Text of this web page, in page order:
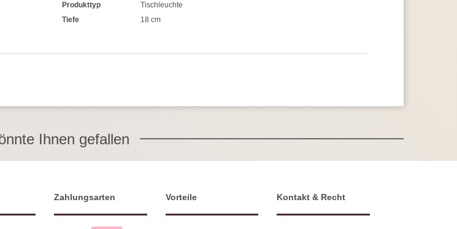
Produkttyp
Tischleuchte
Tiefe
18 cm
Ihnen gefallen
Zahlungsarten Vorteile Kontakt & Recht